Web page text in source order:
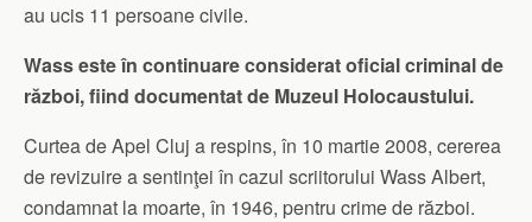
au ucis 11 persoane civile.
Wass este în continuare considerat oficial criminal de
război, fiind documentat de Muzeul Holocaustului.
Curtea de Apel Cluj a respins, în 10 martie 2008, cererea
de revizuire a sentinţei în cazul scriitorului Wass Albert,
condamnat la moarte, în 1946, pentru crime de război.